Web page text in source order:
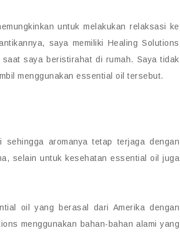
untuk melakukan relaksasi ke
saya memiliki Healing Solutions
saya beristirahat di rumah. Saya tidak
menggunakan essential oil tersebut.
aromanya tetap terjaga dengan
selain untuk kesehatan essential oil juga
oil yang berasal dari Amerika dengan
menggunakan bahan-bahan alami yang